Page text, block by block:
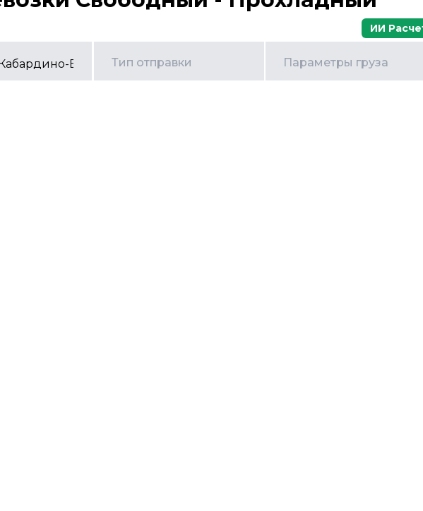
Тип отправки Параметры груза
ИИ